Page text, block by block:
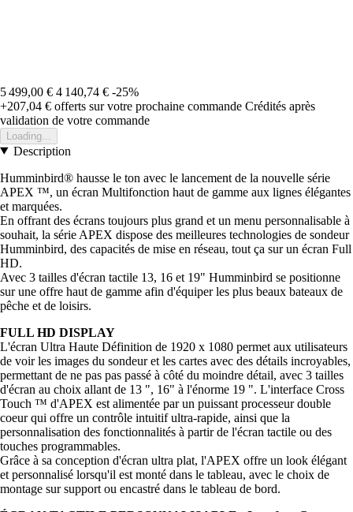
5 499,00 € 4 140,74 € -25%
+207,04 € offerts sur votre prochaine commande Crédités après
validation de votre commande
Loading...
Description
Humminbird® hausse le ton avec le lancement de la nouvelle série
APEX ™, un écran Multifonction haut de gamme aux lignes élégantes
et marquées.
En offrant des écrans toujours plus grand et un menu personnalisable à
souhait, la série APEX dispose des meilleures technologies de sondeur
Humminbird, des capacités de mise en réseau, tout ça sur un écran Full
HD.
Avec 3 tailles d'écran tactile 13, 16 et 19" Humminbird se positionne
sur une offre haut de gamme afin d'équiper les plus beaux bateaux de
pêche et de loisirs.
FULL HD DISPLAY
L'écran Ultra Haute Définition de 1920 x 1080 permet aux utilisateurs
de voir les images du sondeur et les cartes avec des détails incroyables,
permettant de ne pas pas passé à côté du moindre détail, avec 3 tailles
d'écran au choix allant de 13 ", 16" à l'énorme 19 ". L'interface Cross
Touch ™ d'APEX est alimentée par un puissant processeur double
coeur qui offre un contrôle intuitif ultra-rapide, ainsi que la
personnalisation des fonctionnalités à partir de l'écran tactile ou des
touches programmables.
Grâce à sa conception d'écran ultra plat, l'APEX offre un look élégant
et personnalisé lorsqu'il est monté dans le tableau, avec le choix de
montage sur support ou encastré dans le tableau de bord.